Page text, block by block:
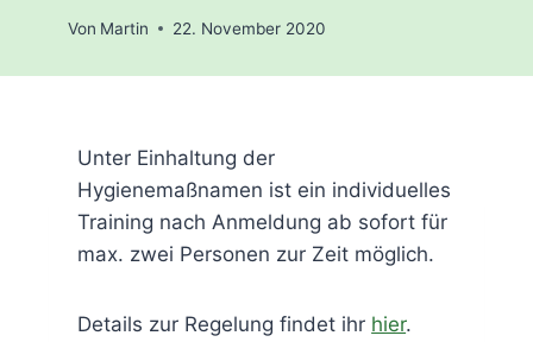
Von Martin 22. November 2020
Unter Einhaltung der
Hygienemaßnamen ist ein individuelles
Training nach Anmeldung ab sofort für
max. zwei Personen zur Zeit möglich.
Details zur Regelung findet ihr hier.